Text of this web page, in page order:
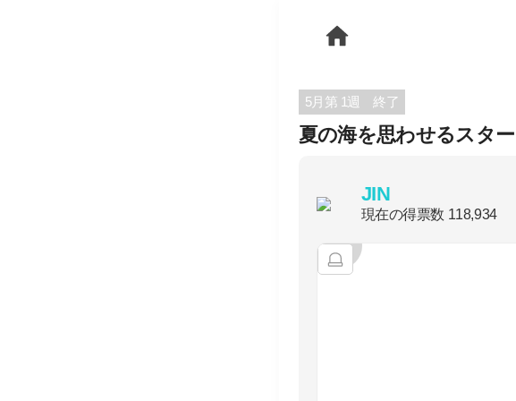
5月第 1週 終了
夏の海を思わせるスター
JIN
現在の得票数 118,934